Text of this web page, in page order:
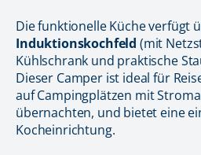
Die funktionelle Küche verfügt
Induktionskochfeld (mit
Kühlschrank und praktische
Dieser Camper ist ideal für
auf Campingplätzen mit
übernachten, und bietet eine
Kocheinrichtung.